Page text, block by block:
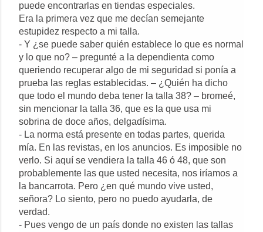
puede encontrarlas en tiendas especiales.
Era la primera vez que me decían semejante
estupidez respecto a mi talla.
- Y ¿se puede saber quién establece lo que es normal
y lo que no? – pregunté a la dependienta como
queriendo recuperar algo de mi seguridad si ponía a
prueba las reglas establecidas. – ¿Quién ha dicho
que todo el mundo deba tener la talla 38? – bromeé,
sin mencionar la talla 36, que es la que usa mi
sobrina de doce años, delgadísima.
- La norma está presente en todas partes, querida
mía. En las revistas, en los anuncios. Es imposible no
verlo. Si aquí se vendiera la talla 46 ó 48, que son
probablemente las que usted necesita, nos iríamos a
la bancarrota. Pero ¿en qué mundo vive usted,
señora? Lo siento, pero no puedo ayudarla, de
verdad.
- Pues vengo de un país donde no existen las tallas